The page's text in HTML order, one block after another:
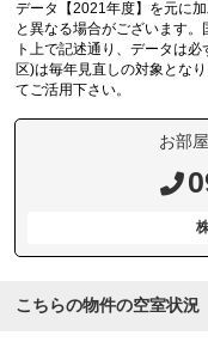
データ【2021年度】を元に
と異なる場合がございます
ト上で記述通り、データは
区)は毎年見直しの対象とな
てご活用下さい。
お部
こちらの物件の空室状況